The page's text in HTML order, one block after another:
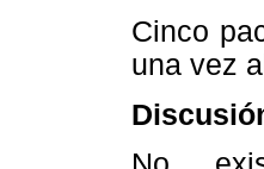
Cinco
una vez